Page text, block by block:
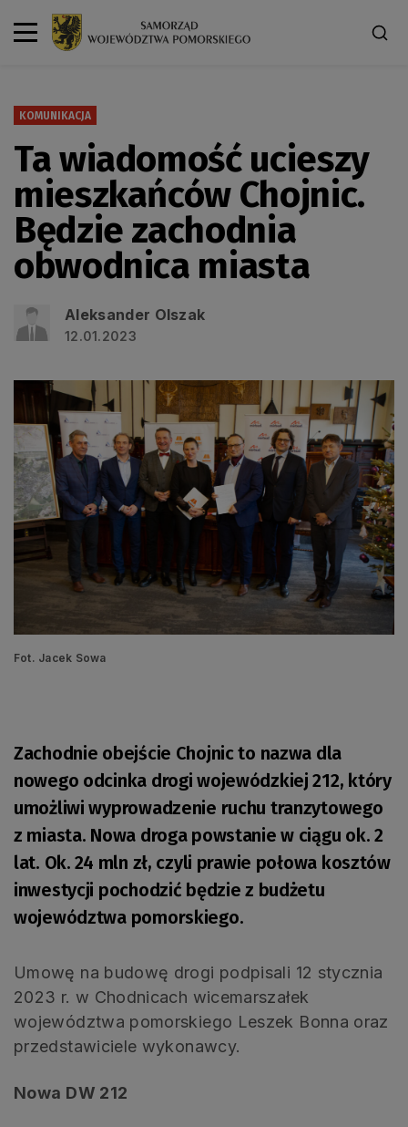
KOMUNIKACJA
Ta wiadomość ucieszy
mieszkańców Chojnic.
Będzie zachodnia
obwodnica miasta
Aleksander Olszak
12.01.2023
Fot. Jacek Sowa
Zachodnie obejście Chojnic to nazwa dla
nowego odcinka drogi wojewódzkiej 212, który
umożliwi wyprowadzenie ruchu tranzytowego
z miasta. Nowa droga powstanie w ciągu ok. 2
lat. Ok. 24 mln zł, czyli prawie połowa kosztów
inwestycji pochodzić będzie z budżetu
województwa pomorskiego.
Umowę na budowę drogi podpisali 12 stycznia
2023 r. w Chodnicach wicemarszałek
województwa pomorskiego Leszek Bonna oraz
przedstawiciele wykonawcy.
Nowa DW 212